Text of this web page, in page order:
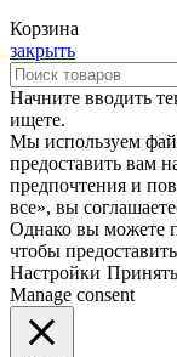
Корзина
закрыть
Начните вводить
ищете.
Мы используем
предоставить вам
предпочтения и
все», вы
Однако вы можете
чтобы
Настройки Принять
Manage consent